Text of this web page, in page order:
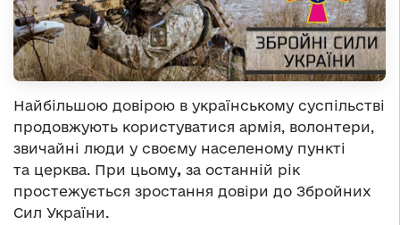
Найбільшою довірою в українському суспільстві
продовжують користуватися армія, волонтери,
звичайні люди у своєму населеному пункті
та церква. При цьому, за останній рік
простежується зростання довіри до Збройних
Сил України.